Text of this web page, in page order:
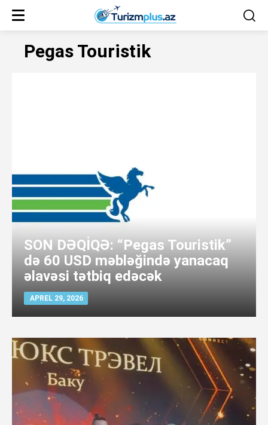
Pegas Touristik
SON DƏQİQƏ: “Pegas Touristik”
də 60 USD məbləğində yanacaq
əlavəsi tətbiq edəcək
APREL 29, 2026